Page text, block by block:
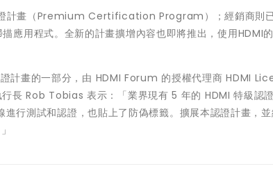
計畫（Premium Certification Program）；經銷商則
應用程式。全新的計畫擴增內容也即將推出，使用HDMI
計畫的一部分，由 HDMI Forum 的授權代理商 HDMI
長 Rob Tobias 表示：「業界現有 5 年的 HDMI 特級認證
行測試和認證，也貼上了防偽標籤。擴展本認證計畫，